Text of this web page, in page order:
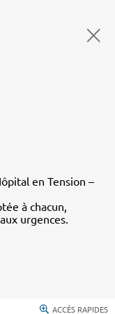
en Tension –
à chacun,
urgences.
ACCÈS RAPIDES